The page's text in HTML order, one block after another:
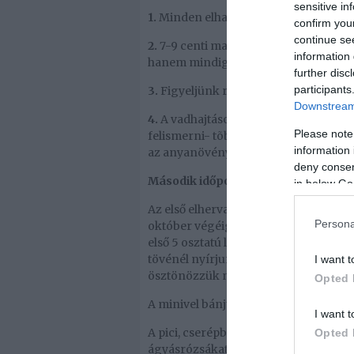
sensitive
confirm
continue
information
further
Please
information
deny
in below
I want
Opted
I want
Opted
1. Minden elhalt részt el kell távolítani.
2. 7-9 centi magasságúra vágjuk
hanem mindig kifelé mutassanak.
3. Figyeljünk rá, hogy a
4. A vadhajtásokat- amiket kisebb
felismerni- tõbõl kell kimetszeni.
az anyanövénytõl.
Második időpont: amíg csak
Az első elhervadt rózsa jelzi majd,
október végéig minden elszáradt
első 5 osztatú levél alatt kell
tövénél nyírjunk. Ezt a módszert
ösztönözzük növényeinket, hogy
A minivel bánjunk kesztyűs kézzel!
A pici, cserépből a kertbe kiültette
ágyásrózsákat, de a törzses